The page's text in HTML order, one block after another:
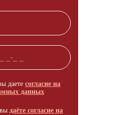
даете согласие на
данных
даёте согласие на